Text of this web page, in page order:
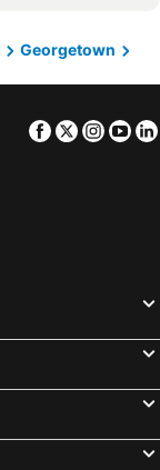
Georgetown
Facebook
Twitter